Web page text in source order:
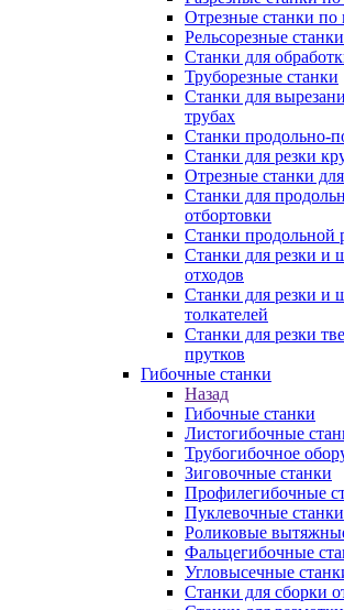
Отрезные станки по
Рельсорезные станки
Станки для
Труборезные станки
Станки для
трубаx
Станки продольно-
Станки для резки
Отрезные станки
Станки для
отбортовки
Станки продольной
Станки для резки и
отходов
Станки для резки и
толкателей
Станки для резки
прутков
Гибочные станки
Назад
Гибочные станки
Листогибочные
Трубогибочное
Зиговочные станки
Профилегибочные
Пуклевочные станки
Роликовые
Фальцегибочные
Угловысечные
Станки для сборки